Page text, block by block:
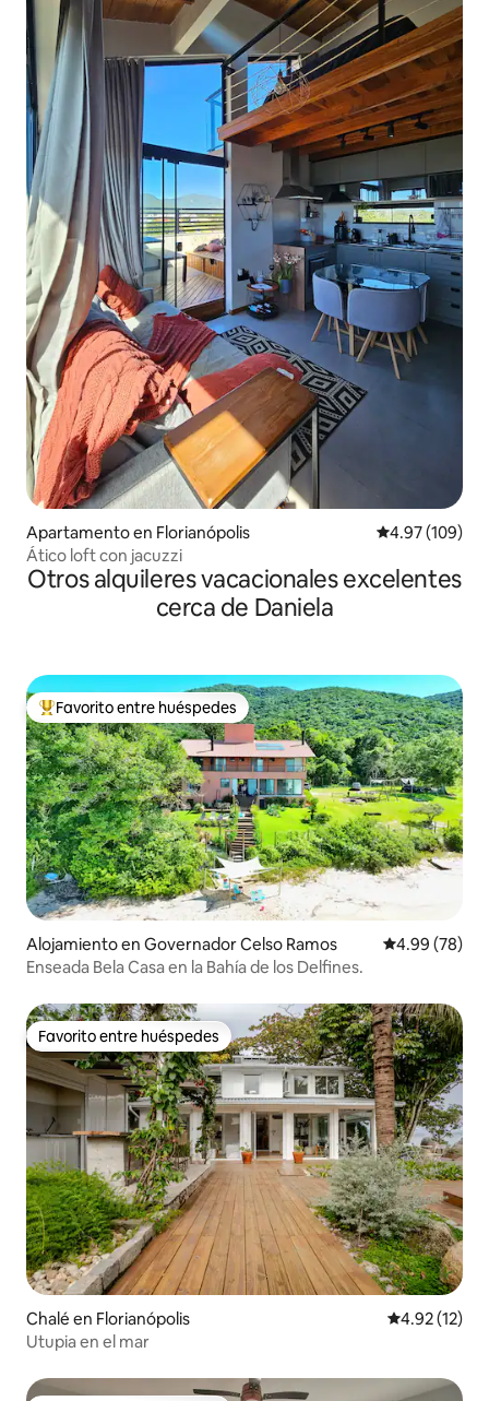
Apartamento en Florianópolis Calificación
4.97 (109)
Ático loft con jacuzzi
Otros alquileres vacacionales excelentes
cerca de Daniela
Favorito entre huéspedes preferido
Favorito entre huéspedes
Alojamiento en Governador Celso Ramos Calificación
4.99 (78)
Enseada Bela Casa en la Bahía de los Delfines.
Favorito entre huéspedes
Favorito entre huéspedes
Chalé en Florianópolis Calificación
4.92 (12)
Utupia en el mar